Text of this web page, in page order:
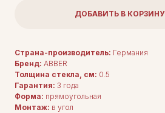
ДОБАВИТЬ В КОРЗИНУ
Страна-производитель: Германия
Бренд: ABBER
Толщина стекла, см: 0.5
Гарантия: 3 года
Форма: прямоугольная
Монтаж: в угол